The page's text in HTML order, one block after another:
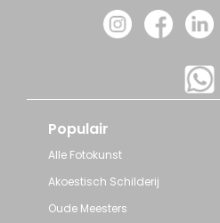
Populair
Alle Fotokunst
Akoestisch Schilderij
Oude Meesters